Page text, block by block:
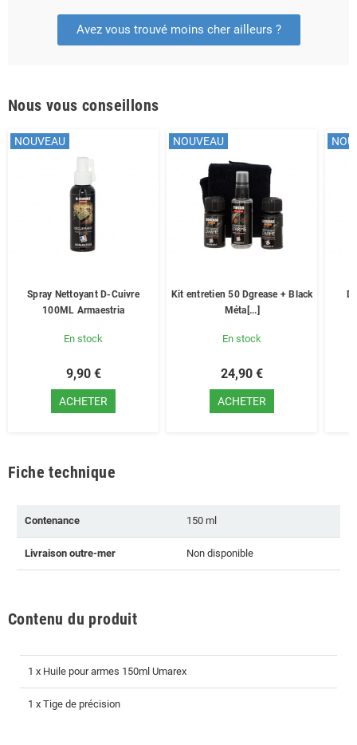
Avez vous trouvé moins cher ailleurs ?
Nous vous conseillons
NOUVEAU
Spray Nettoyant D-Cuivre
100ML Armaestria
En stock
9,90 €
ACHETER
NOUVEAU
Kit entretien 50 Dgrease + Black
Méta[...]
En stock
24,90 €
ACHETER
Fiche technique
Contenance 150 ml
Livraison outre-mer Non disponible
Contenu du produit
1 x Huile pour armes 150ml Umarex
1 x Tige de précision